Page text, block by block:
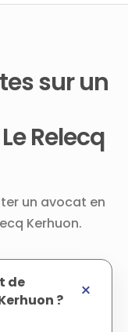
sur un
Relecq
un avocat en
Kerhuon.
de
?